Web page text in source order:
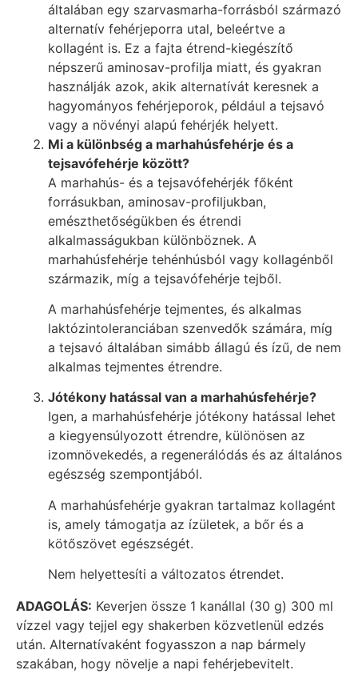
általában egy szarvasmarha-forrásból származó
alternatív fehérjeporra utal, beleértve a
kollagént is. Ez a fajta étrend-kiegészítő
népszerű aminosav-profilja miatt, és gyakran
használják azok, akik alternatívát keresnek a
hagyományos fehérjeporok, például a tejsavó
vagy a növényi alapú fehérjék helyett.
Mi a különbség a marhahúsfehérje és a
tejsavófehérje között?
A marhahús- és a tejsavófehérjék főként
forrásukban, aminosav-profiljukban,
emészthetőségükben és étrendi
alkalmasságukban különböznek. A
marhahúsfehérje tehénhúsból vagy kollagénből
származik, míg a tejsavófehérje tejből.
A marhahúsfehérje tejmentes, és alkalmas
laktózintoleranciában szenvedők számára, míg
a tejsavó általában simább állagú és ízű, de nem
alkalmas tejmentes étrendre.
Jótékony hatással van a marhahúsfehérje?
Igen, a marhahúsfehérje jótékony hatással lehet
a kiegyensúlyozott étrendre, különösen az
izomnövekedés, a regenerálódás és az általános
egészség szempontjából.
A marhahúsfehérje gyakran tartalmaz kollagént
is, amely támogatja az ízületek, a bőr és a
kötőszövet egészségét.
Nem helyettesíti a változatos étrendet.
ADAGOLÁS: Keverjen össze 1 kanállal (30 g) 300 ml
vízzel vagy tejjel egy shakerben közvetlenül edzés
után. Alternatívaként fogyasszon a nap bármely
szakában, hogy növelje a napi fehérjebevitelt.